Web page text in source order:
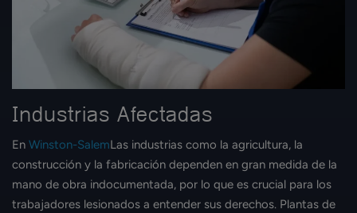
Industrias Afectadas
En Winston-SalemLas industrias como la agricultura, la
construcción y la fabricación dependen en gran medida de la
mano de obra indocumentada, por lo que es crucial para los
trabajadores lesionados a entender sus derechos. Plantas de